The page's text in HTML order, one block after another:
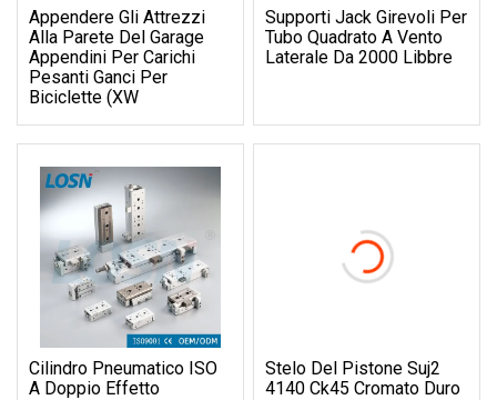
Appendere Gli Attrezzi
Alla Parete Del Garage
Appendini Per Carichi
Pesanti Ganci Per
Biciclette (XW
Supporti Jack Girevoli Per
Tubo Quadrato A Vento
Laterale Da 2000 Libbre
Cilindro Pneumatico ISO
A Doppio Effetto
Stelo Del Pistone Suj2
4140 Ck45 Cromato Duro